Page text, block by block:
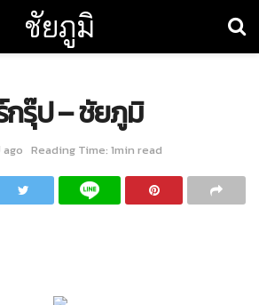
ชัยภูมิ
รุ๊ป – ชัยภูมิ
ago Reading Time: 1min read